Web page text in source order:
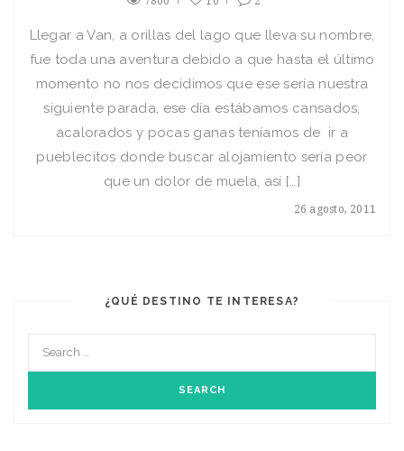
26 agosto, 2011
Llegar a Van, a orillas del lago que lleva su nombre,
fue toda una aventura debido a que hasta el último
momento no nos decidimos que ese sería nuestra
siguiente parada, ese día estábamos cansados,
acalorados y pocas ganas teníamos de ir a
pueblecitos donde buscar alojamiento sería peor
que un dolor de muela, así […]
¿QUÉ DESTINO TE INTERESA?